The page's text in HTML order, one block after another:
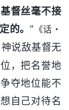
督丝毫不接
的。 ” 《话・
神说敌基督无
，把名誉地
夺地位能不
自己对待名